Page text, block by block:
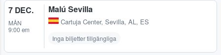
7 DEC.
MÅN
9:00 em
Malú Sevilla
Cartuja Center, Sevilla, AL, ES
Inga biljetter tillgängliga